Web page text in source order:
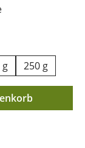
g 250 g